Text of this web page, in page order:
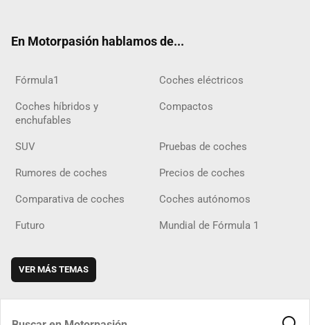
En Motorpasión hablamos de...
Fórmula1 Coches eléctricos
Coches híbridos y
enchufables
Compactos
SUV Pruebas de coches
Rumores de coches Precios de coches
Comparativa de coches Coches autónomos
Futuro Mundial de Fórmula 1
VER MÁS TEMAS